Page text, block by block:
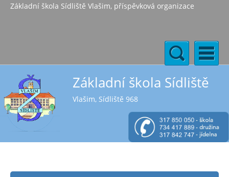
Základní škola Sídliště Vlašim, příspěvková organizace
Základní škola Sídliště
Vlašim, Sídliště 968